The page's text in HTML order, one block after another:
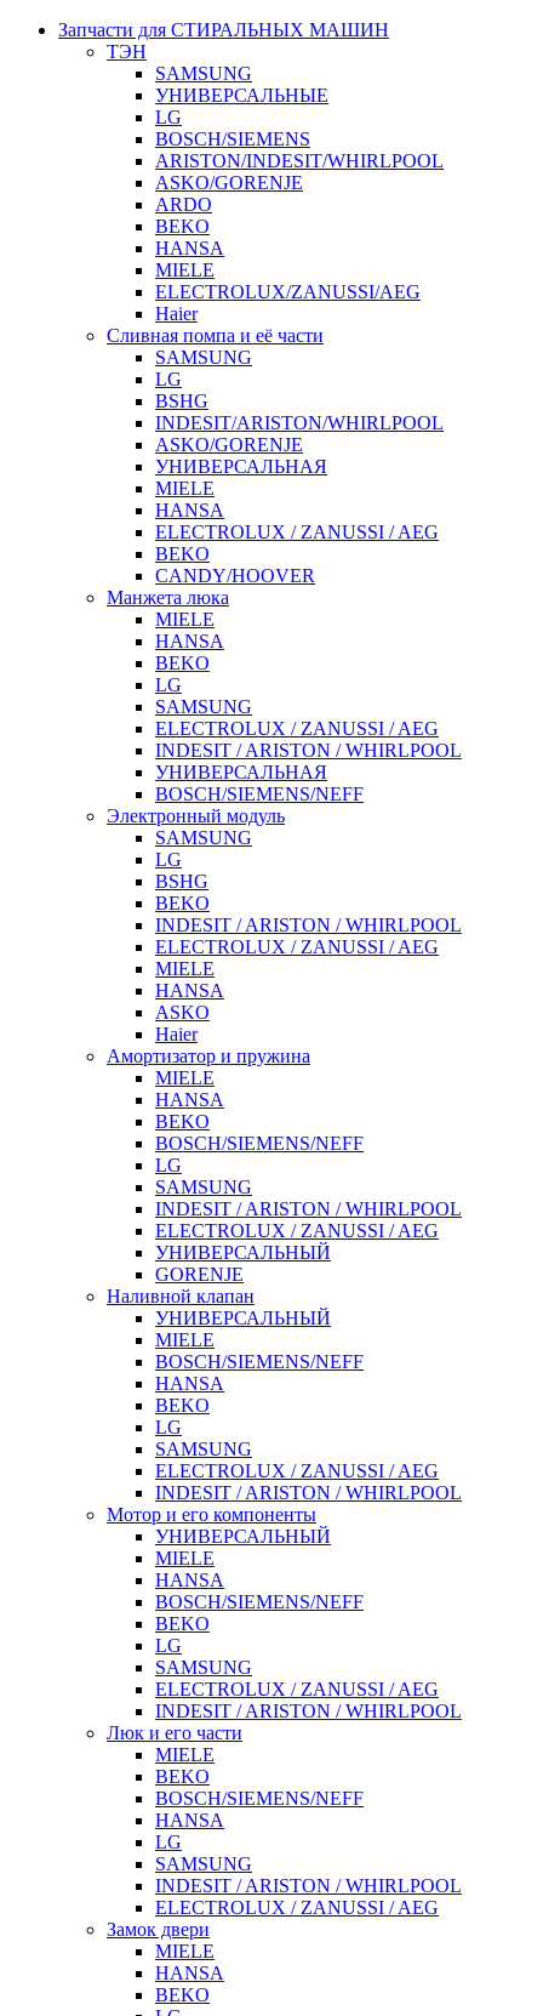
Запчасти для СТИРАЛЬНЫХ МАШИН
ТЭН
SAMSUNG
УНИВЕРСАЛЬНЫЕ
LG
BOSCH/SIEMENS
ARISTON/INDESIT/WHIRLPOOL
ASKO/GORENJE
ARDO
BEKO
HANSA
MIELE
ELECTROLUX/ZANUSSI/AEG
Haier
Сливная помпа и её части
SAMSUNG
LG
BSHG
INDESIT/ARISTON/WHIRLPOOL
ASKO/GORENJE
УНИВЕРСАЛЬНАЯ
MIELE
HANSA
ELECTROLUX / ZANUSSI / AEG
BEKO
CANDY/HOOVER
Манжета люка
MIELE
HANSA
BEKO
LG
SAMSUNG
ELECTROLUX / ZANUSSI / AEG
INDESIT / ARISTON / WHIRLPOOL
УНИВЕРСАЛЬНАЯ
BOSCH/SIEMENS/NEFF
Электронный модуль
SAMSUNG
LG
BSHG
BEKO
INDESIT / ARISTON / WHIRLPOOL
ELECTROLUX / ZANUSSI / AEG
MIELE
HANSA
ASKO
Haier
Амортизатор и пружина
MIELE
HANSA
BEKO
BOSCH/SIEMENS/NEFF
LG
SAMSUNG
INDESIT / ARISTON / WHIRLPOOL
ELECTROLUX / ZANUSSI / AEG
УНИВЕРСАЛЬНЫЙ
GORENJE
Наливной клапан
УНИВЕРСАЛЬНЫЙ
MIELE
BOSCH/SIEMENS/NEFF
HANSA
BEKO
LG
SAMSUNG
ELECTROLUX / ZANUSSI / AEG
INDESIT / ARISTON / WHIRLPOOL
Мотор и его компоненты
УНИВЕРСАЛЬНЫЙ
MIELE
HANSA
BOSCH/SIEMENS/NEFF
BEKO
LG
SAMSUNG
ELECTROLUX / ZANUSSI / AEG
INDESIT / ARISTON / WHIRLPOOL
Люк и его части
MIELE
BEKO
BOSCH/SIEMENS/NEFF
HANSA
LG
SAMSUNG
INDESIT / ARISTON / WHIRLPOOL
ELECTROLUX / ZANUSSI / AEG
Замок двери
MIELE
HANSA
BEKO